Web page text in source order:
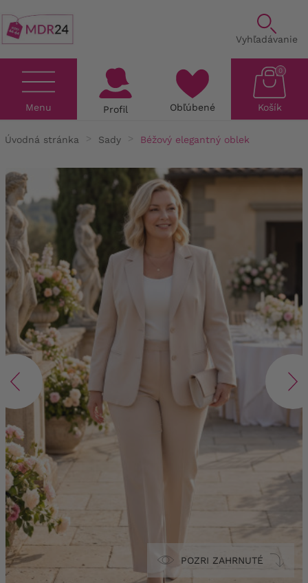
Vyhľadávanie
Menu Profil Obľúbené Košík
0
Úvodná stránka Sady Béžový elegantný oblek
POZRI ZAHRNUTÉ